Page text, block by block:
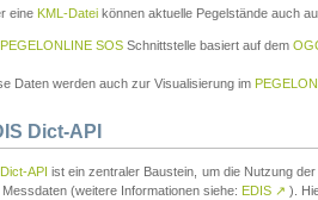
eine KML-Datei können aktuelle Pegelstände auch
PEGELONLINE SOS Schnittstelle basiert auf dem
Daten werden auch zur Visualisierung im
Dict-API
Dict-API ist ein zentraler Baustein, um die Nutzung
(weitere Informationen siehe: EDIS ↗ ).